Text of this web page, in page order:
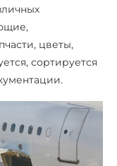
цветы,
сортируется